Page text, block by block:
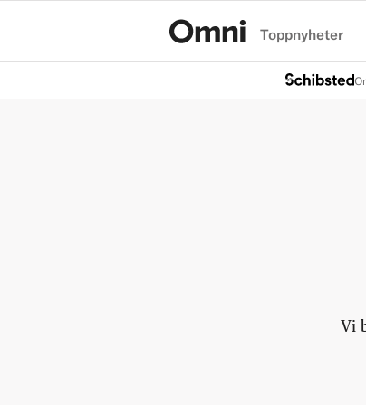
Toppnyheter
Vi